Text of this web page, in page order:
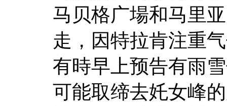
马贝格广場和马里
走，因特拉肯注重
有時早上预告有雨
可能取缔去奼女峰